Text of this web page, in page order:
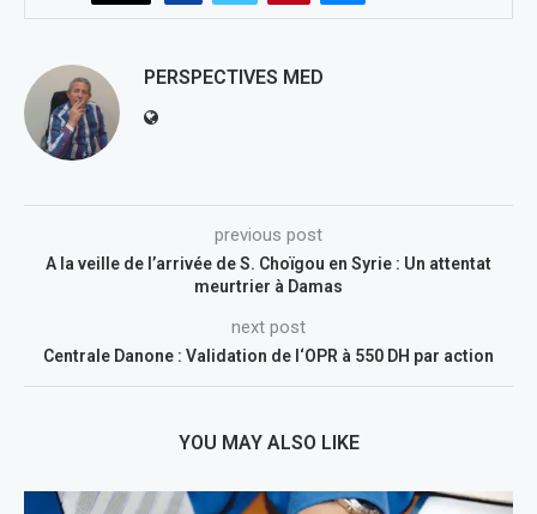
PERSPECTIVES MED
previous post
A la veille de l’arrivée de S. Choïgou en Syrie : Un attentat
meurtrier à Damas
next post
Centrale Danone : Validation de l‘OPR à 550 DH par action
YOU MAY ALSO LIKE